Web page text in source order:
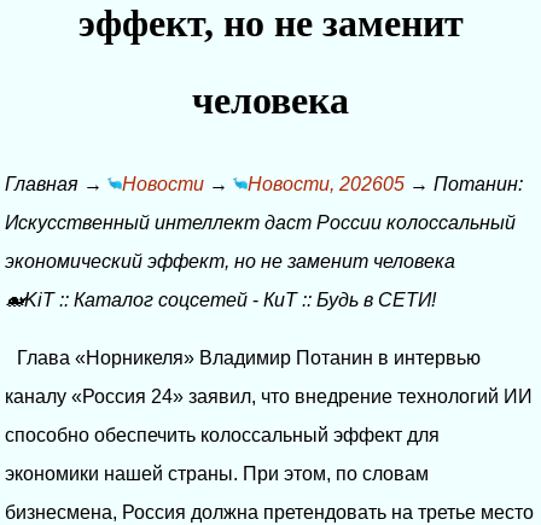
эффект, но не заменит
человека
Главная → Новости → Новости, 202605 → Потанин:
Искусственный интеллект даст России колоссальный
экономический эффект, но не заменит человека
🐋KiT:: Каталог соцсетей - КиТ:: Будь в СЕТИ!
Глава «Норникеля» Владимир Потанин в интервью
каналу «Россия 24» заявил, что внедрение технологий ИИ
способно обеспечить колоссальный эффект для
экономики нашей страны. При этом, по словам
бизнесмена, Россия должна претендовать на третье место